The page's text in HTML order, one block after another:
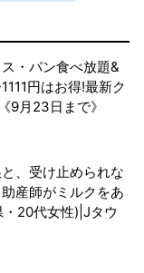
・パン食べ放題&
円はお得!最新ク
9月23日まで》
、受け止められな
産師がミルクをあ
20代女性)|Jタウ